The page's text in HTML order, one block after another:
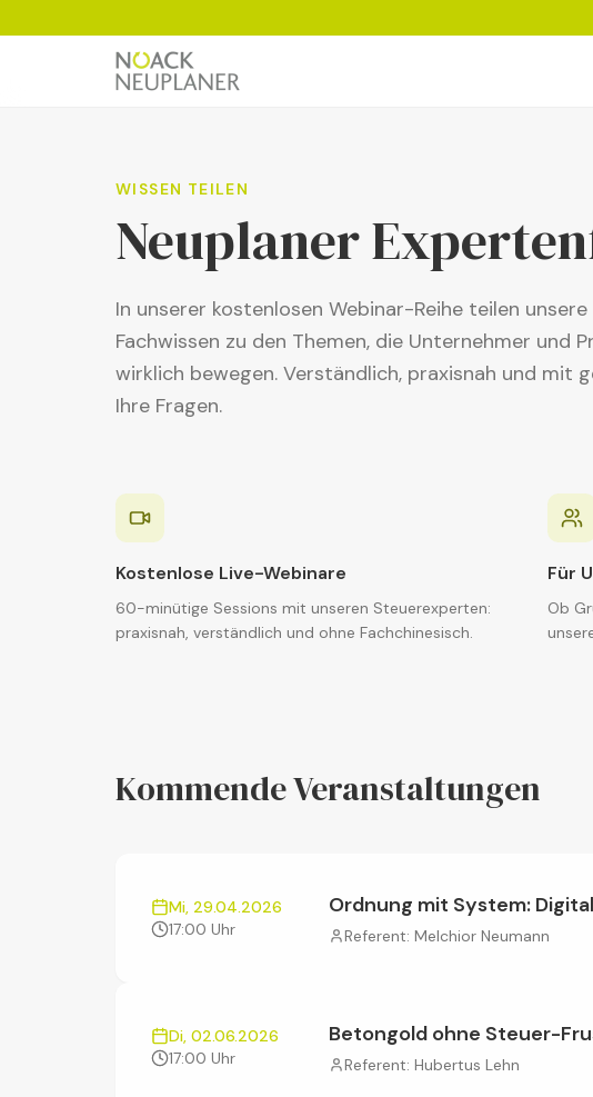
WISSEN TEILEN
Neuplaner
In unserer kostenlosen Webinar-Reihe teilen
Fachwissen zu den Themen, die Unternehmer und
wirklich bewegen. Verständlich, praxisnah und mit
Ihre Fragen.
Kostenlose Live-Webinare
60-minütige Sessions mit unseren Steuerexperten:
praxisnah, verständlich und ohne Fachchinesisch.
Für
Ob
Kommende Veranstaltungen
Mi, 29.04.2026
17:00 Uhr
Ordnung mit System:
Referent: Melchior Neumann
Di, 02.06.2026
17:00 Uhr
Betongold ohne Steuer-
Referent: Hubertus Lehn